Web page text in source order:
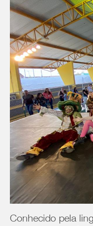
Conhecido pela